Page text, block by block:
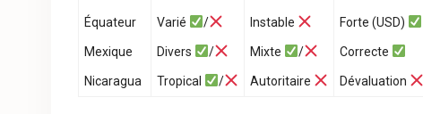
Équateur Varié / Instable Forte (USD)
Mexique Divers / Mixte / Correcte
Nicaragua Tropical / Autoritaire Dévaluation